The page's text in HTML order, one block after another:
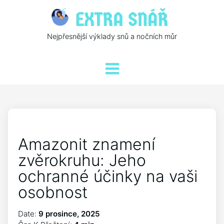
Nejpřesnější výklady snů a nočních můr
Amazonit znamení
zvěrokruhu: Jeho
ochranné účinky na vaši
osobnost
Date: 9 prosince, 2025